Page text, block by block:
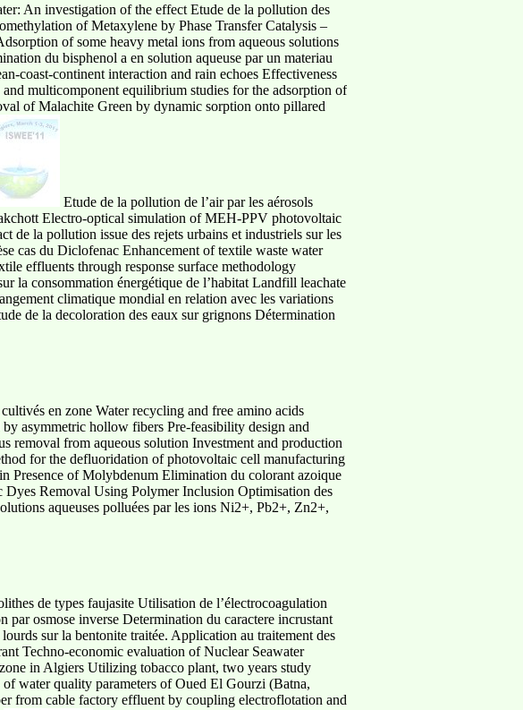
An investigation of the effect Etude de la pollution des
of Metaxylene by Phase Transfer Catalysis –
of some heavy metal ions from aqueous solutions
du bisphenol a en solution aqueuse par un materiau
coast-continent interaction and rain echoes Effectiveness
multicomponent equilibrium studies for the adsorption of
of Malachite Green by dynamic sorption onto pillared
Etude de la pollution de l’air par les aérosols
Electro-optical simulation of MEH-PPV photovoltaic
de la pollution issue des rejets urbains et industriels sur les
cas du Diclofenac Enhancement of textile waste water
effluents through response surface methodology
la consommation énergétique de l’habitat Landfill leachate
climatique mondial en relation avec les variations
de la decoloration des eaux sur grignons Détermination
en zone Water recycling and free amino acids
asymmetric hollow fibers Pre-feasibility design and
removal from aqueous solution Investment and production
for the defluoridation of photovoltaic cell manufacturing
Presence of Molybdenum Elimination du colorant azoique
Removal Using Polymer Inclusion Optimisation des
aqueuses polluées par les ions Ni2+, Pb2+, Zn2+,
de types faujasite Utilisation de l’électrocoagulation
osmose inverse Determination du caractere incrustant
sur la bentonite traitée. Application au traitement des
Techno-economic evaluation of Nuclear Seawater
in Algiers Utilizing tobacco plant, two years study
water quality parameters of Oued El Gourzi (Batna,
from cable factory effluent by coupling electroflotation and